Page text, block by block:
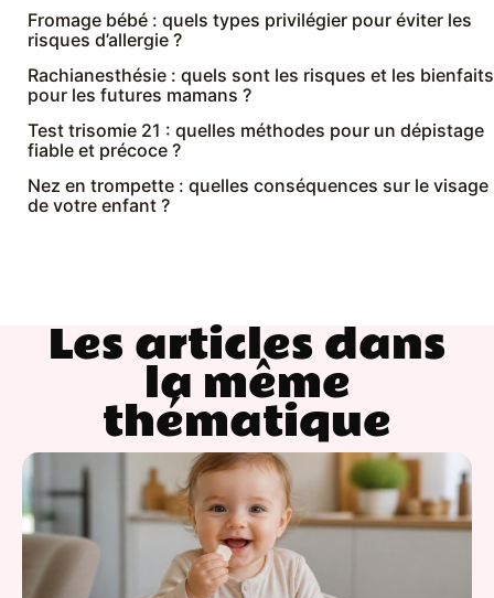
Fromage bébé : quels types privilégier pour éviter les
risques d’allergie ?
Rachianesthésie : quels sont les risques et les bienfaits
pour les futures mamans ?
Test trisomie 21 : quelles méthodes pour un dépistage
fiable et précoce ?
Nez en trompette : quelles conséquences sur le visage
de votre enfant ?
Les articles dans
la même
thématique